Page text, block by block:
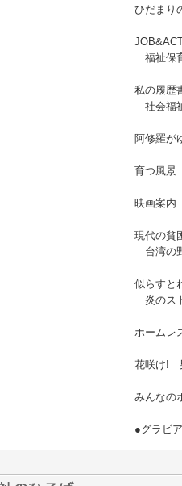
ひだまり
福祉保
私の履歴
社会福
阿修羅が
育つ風
映画案
現代の貧
台湾の
似らすと
炎のス
ホームレ
花咲け!
みんなの
●グラビ